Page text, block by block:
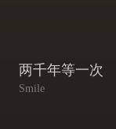
两千年等一次
Smile